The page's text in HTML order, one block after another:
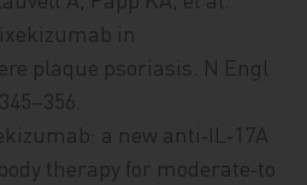
in
plaque psoriasis. N Engl
a new anti‑IL‑17A
therapy for moderate‑to